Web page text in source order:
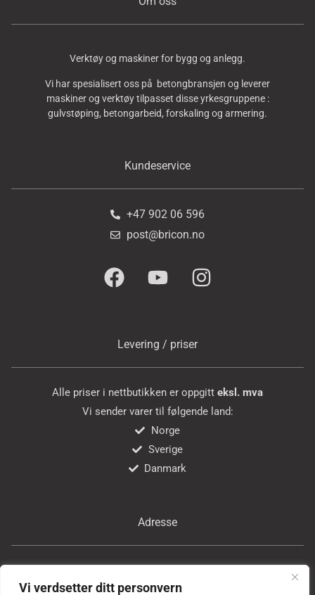
Vi verdsetter ditt personvern
Verktøy og maskiner for bygg og anlegg.
Vi har spesialisert oss på betongbransjen og leverer
maskiner og verktøy tilpasset disse yrkesgruppene :
gulvstøping, betongarbeid, forskaling og armering.
Kundeservice
+47 902 06 596
post@bricon.no
Levering / priser
Alle priser i nettbutikken er oppgitt eksl. mva
Vi sender varer til følgende land:
Norge
Sverige
Danmark
Adresse